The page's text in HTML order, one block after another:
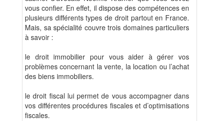
vous confier. En effet, il dispose des compétences en
plusieurs différents types de droit partout en France.
Mais, sa spécialité couvre trois domaines particuliers
à savoir :
le droit immobilier pour vous aider à gérer vos
problèmes concernant la vente, la location ou l’achat
des biens immobiliers.
le droit fiscal lui permet de vous accompagner dans
vos différentes procédures fiscales et d’optimisations
fiscales.